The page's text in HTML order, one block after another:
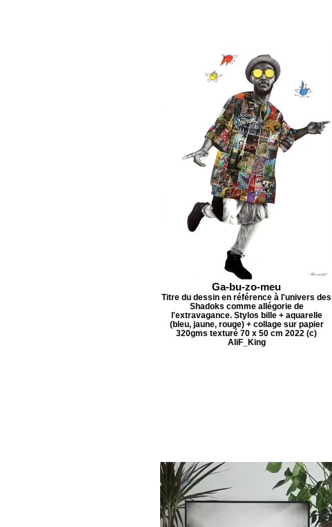
Ga-bu-zo-meu
Titre du dessin en référence à l'univers des
Shadoks comme allégorie de
l'extravagance. Stylos bille + aquarelle
(bleu, jaune, rouge) + collage sur papier
320gms texturé 70 x 50 cm 2022 (c)
AliF_King